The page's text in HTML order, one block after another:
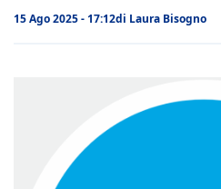
15 Ago 2025 - 17:12di Laura Bisogno